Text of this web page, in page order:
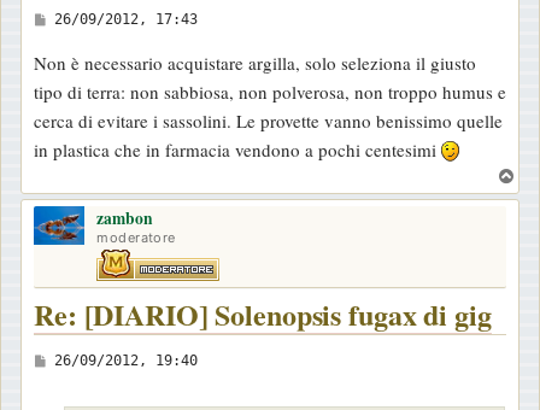
M
s
s
a
g
g
i
o
26/09/2012, 17:43
Non è necessario acquistare argilla, solo seleziona il giusto
tipo di terra: non sabbiosa, non polverosa, non troppo humus e
cerca di evitare i sassolini. Le provette vanno benissimo quelle
in plastica che in farmacia vendono a pochi centesimi
o
zambon
moderatore
Re: [DIARIO] Solenopsis fugax di gig
M
26/09/2012, 19:40